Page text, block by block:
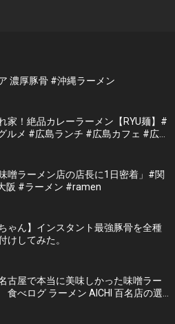
濃厚豚骨 #沖縄ラーメン
家！絶品カレーラーメン【RYU麺】#
ルメ #広島ランチ #広島カフェ #広島
#japantrip #hiroshima
味噌ラーメン店の店長に1日密着」#関
阪 #ラーメン #ramen
ゃん】インスタント最強豚骨を全種
けしてみた。
古屋で本当に美味しかった味噌ラー
食べログ ラーメン AICHI 百名店の選
白味噌ラーメン、好来系薬膳味噌ら